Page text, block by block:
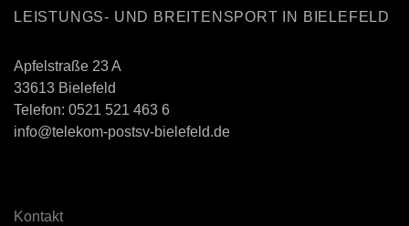
LEISTUNGS- UND BREITENSPORT IN BIELEFELD
Apfelstraße 23 A
33613 Bielefeld
Telefon: 0521 521 463 6
info@telekom-postsv-bielefeld.de
Kontakt